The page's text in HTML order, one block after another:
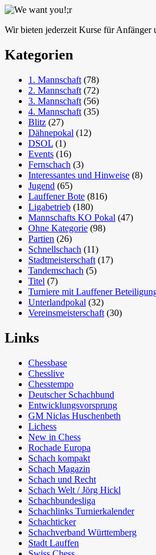
Wir bieten jederzeit Kurse für Anfänger
Kategorien
1. Mannschaft (78)
2. Mannschaft (72)
3. Mannschaft (56)
4. Mannschaft (35)
Blitz (27)
Dähnepokal (12)
DSOL (1)
Events (16)
Fernschach (3)
Interessantes und Hinweise (8)
Jugend (65)
Lauffener Bote (816)
Ligabetrieb (180)
Mannschafts KO Pokal (47)
Ohne Kategorie (98)
Partien (26)
Schnellschach (11)
Stadtmeisterschaft (17)
Tandemschach (5)
Titel (7)
Turniere mit Lauffener
Unterlandpokal (32)
Vereinsmeisterschaft (30)
Links
Chessbase
Chesslive
Chesstempo
Deutscher Schachbund
Entwicklungsvorsprung
GM Niclas Huschenbeth
Lichess
New in Chess
Rochade Europa
Schach kompakt
Schach Magazin
Schach und Recht
Schach Welt / Jörg Hickl
Schachbundesliga
Schachlinks Turnierkalender
Schachticker
Schachverband Württemberg
Stadt Lauffen